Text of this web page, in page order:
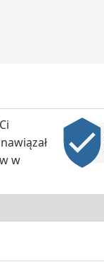
w